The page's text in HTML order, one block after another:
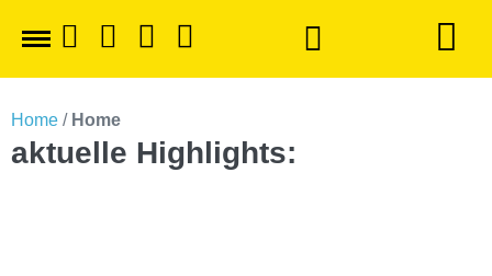
Inhalt
springen
Home / Home
aktuelle Highlights: